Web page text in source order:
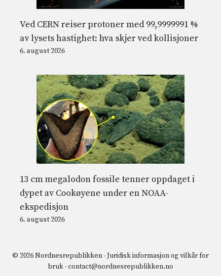
Ved CERN reiser protoner med 99,9999991 %
av lysets hastighet: hva skjer ved kollisjoner
6. august 2026
13 cm megalodon fossile tenner oppdaget i
dypet av Cookøyene under en NOAA-
ekspedisjon
6. august 2026
© 2026 Nordnesrepublikken -Juridisk informasjon og vilkår for
bruk-contact@nordnesrepublikken.no